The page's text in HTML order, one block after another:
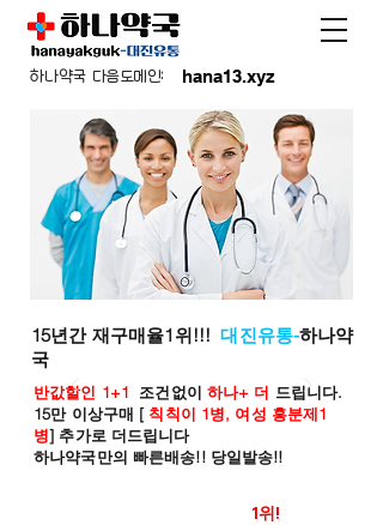
hana13.xyz
하나약국 다음도메인:
15년간 재구매율1위!!!대진유통-하나약
국
반값할인 1+1 조건없이 하나+ 더 드립니다.
15만 이상구매 [ 칙칙이 1병, 여성 흥분제1
병] 추가로 더드립니다
하나약국만의 빠른배송!! 당일발송!!
1위!